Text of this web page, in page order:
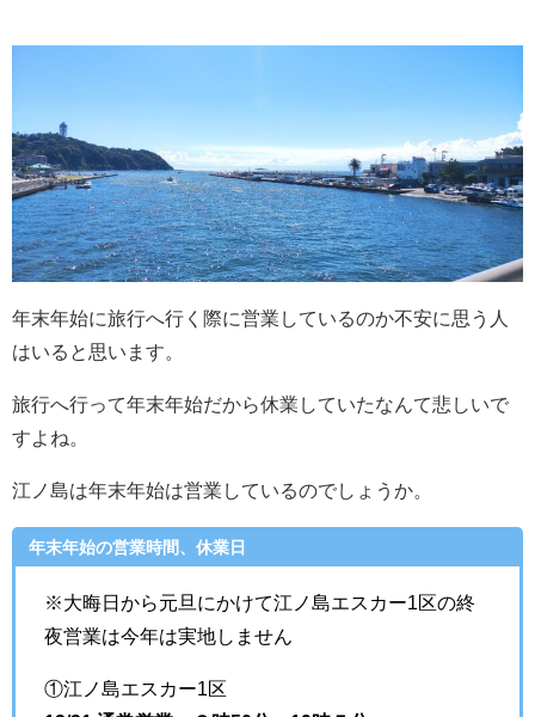
年末年始に旅行へ行く際に営業しているのか不安に思う人
はいると思います。
旅行へ行って年末年始だから休業していたなんて悲しいで
すよね。
江ノ島は年末年始は営業しているのでしょうか。
年末年始の営業時間、休業日
※大晦日から元旦にかけて江ノ島エスカー1区の終
夜営業は今年は実地しません
①江ノ島エスカー1区